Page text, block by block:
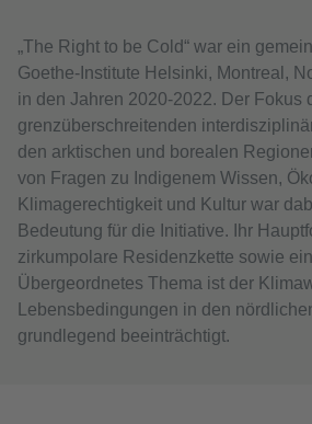
„The Right to be Cold“ war ein
Goethe-Institute Helsinki, Montreal,
in den Jahren 2020-2022. Der Fokus
grenzüberschreitenden
den arktischen und borealen
von Fragen zu Indigenem Wissen,
Klimagerechtigkeit und Kultur war
Bedeutung für die Initiative. Ihr
zirkumpolare Residenzkette sowie
Übergeordnetes Thema ist der
Lebensbedingungen in den
grundlegend beeinträchtigt.